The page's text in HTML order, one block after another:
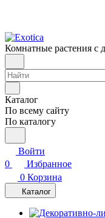
Комнатные растения с
Каталог
По всему сайту
По каталогу
Войти
0
Избранное
0 Корзина
Каталог